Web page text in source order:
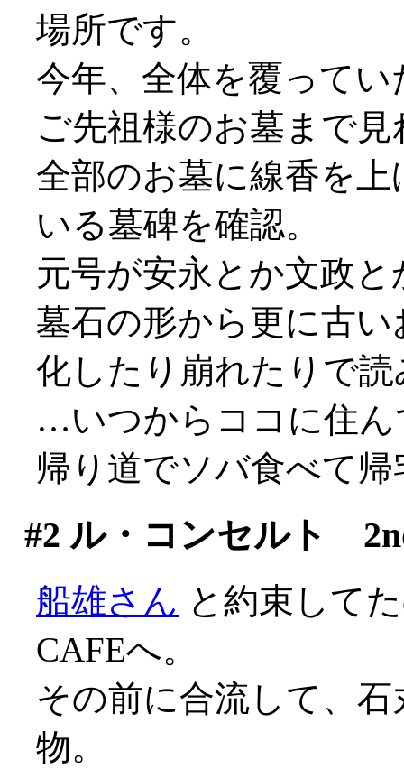
場所です。
今年、全体を覆って
ご先祖様のお墓まで
全部のお墓に線香を
いる墓碑を確認。
元号が安永とか文政
墓石の形から更に古
化したり崩れたりで
…いつからココに住ん
帰り道でソバ食べて帰
#2 ル・コンセルト
船雄さん と約束して
CAFEへ。
その前に合流して、
物。